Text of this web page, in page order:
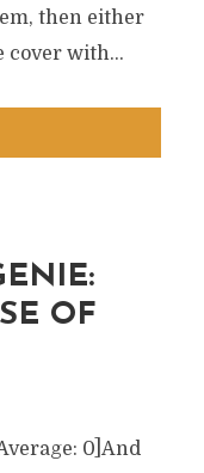
then either
cover with...
OF
0]And